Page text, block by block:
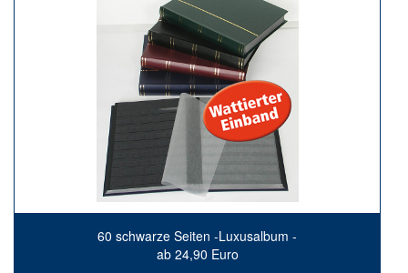
60 schwarze Seiten -Luxusalbum -
ab 24,90 Euro